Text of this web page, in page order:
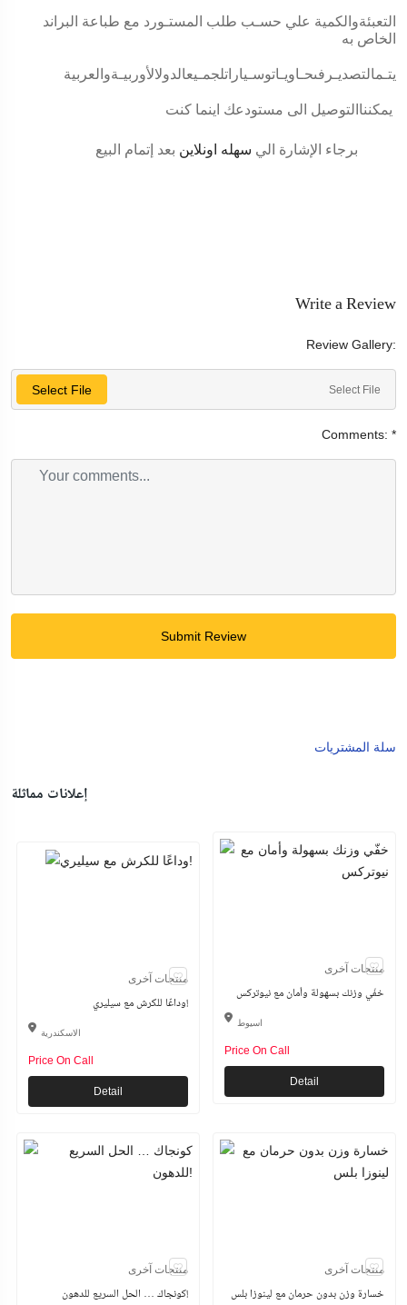
التعبئةوالكمية علي حسـب طلب المستـورد مع طباعة البراند
الخاص به
يتـمالتصديـر فىحـاويـاتوسـياراتلجمـيعالدولالأوربيـةوالعربية
يمكنناالتوصيل الى مستودعك اينما كنت
برجاء الإشارة الي سهله اونلاين بعد إتمام البيع
Write a Review
Review Gallery:
Select File Select File
Comments: *
Submit Review
سلة المشتريات
إعلانات مماثلة
منتجات آخرى
وداعًا للكرش مع سيليري!
الاسكندرية
Price On Call
Detail
منتجات آخرى
خفّي وزنك بسهولة وأمان مع نيوتركس
اسيوط
Price On Call
Detail
منتجات آخرى
كونجاك … الحل السريع للدهون!
منتجات آخرى
خسارة وزن بدون حرمان مع لينوزا بلس